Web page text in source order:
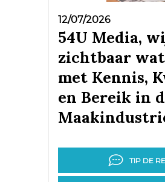
12/07/2026
54U Media,
zichtbaar
met Kennis,
en Bereik in
TIP DE